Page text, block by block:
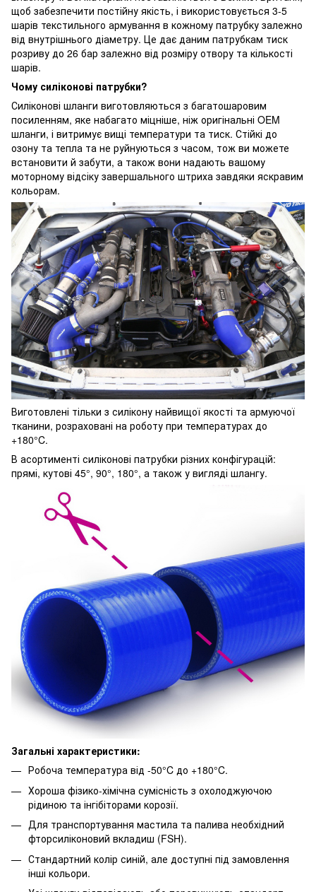
щоб забезпечити постійну якість, і використовується 3-5
шарів текстильного армування в кожному патрубку залежно
від внутрішнього діаметру. Це дає даним патрубкам тиск
розриву до 26 бар залежно від розміру отвору та кількості
шарів.
Чому силіконові патрубки?
Силіконові шланги виготовляються з багатошаровим
посиленням, яке набагато міцніше, ніж оригінальні OEM
шланги, і витримує вищі температури та тиск. Стійкі до
озону та тепла та не руйнуються з часом, тож ви можете
встановити й забути, а також вони надають вашому
моторному відсіку завершального штриха завдяки яскравим
кольорам.
Виготовлені тільки з силікону найвищої якості та армуючої
тканини, розраховані на роботу при температурах до
+180°C.
В асортименті силіконові патрубки різних конфігурацій:
прямі, кутові 45°, 90°, 180°, а також у вигляді шлангу.
Загальні характеристики:
Робоча температура від -50°C до +180°C.
Хороша фізико-хімічна сумісність з охолоджуючою
рідиною та інгібіторами корозії.
Для транспортування мастила та палива необхідний
фторсиліконовий вкладиш (FSH).
Стандартний колір синій, але доступні під замовлення
інші кольори.